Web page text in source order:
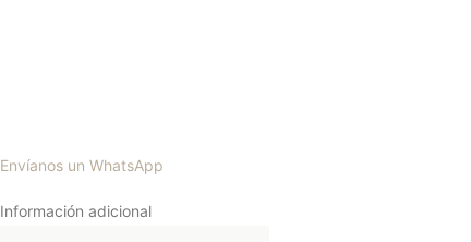
Envíanos un WhatsApp
Información adicional